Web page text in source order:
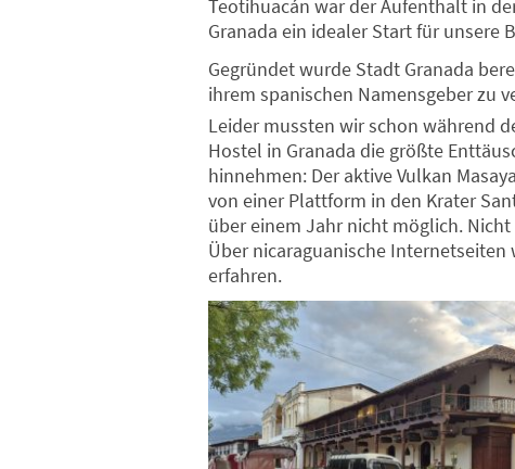
Teotihuacán war der Aufenthalt in
Granada ein idealer Start für unsere
Gegründet wurde Stadt Granada
ihrem spanischen Namensgeber zu
Leider mussten wir schon während
Hostel in Granada die größte
hinnehmen: Der aktive Vulkan
von einer Plattform in den Krater
über einem Jahr nicht möglich.
Über nicaraguanische Internetseiten
erfahren.